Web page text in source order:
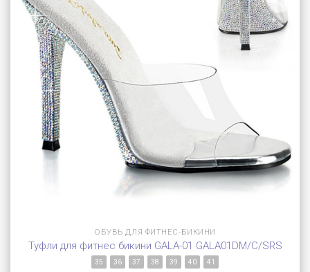
ОБУВЬ ДЛЯ ФИТНЕС-БИКИНИ
Туфли для фитнес бикини GALA-01 GALA01DM/C/SRS
35 36 37 38 39 40 41